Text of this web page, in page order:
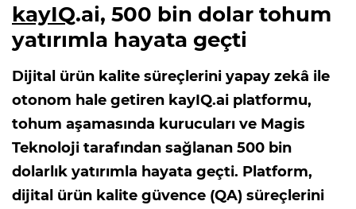
kayIQ.ai, 500 bin dolar tohum
yatırımla hayata geçti
Dijital ürün kalite süreçlerini yapay zekâ ile
otonom hale getiren kayIQ.ai platformu,
tohum aşamasında kurucuları ve Magis
Teknoloji tarafından sağlanan 500 bin
dolarlık yatırımla hayata geçti. Platform,
dijital ürün kalite güvence (QA) süreçlerini